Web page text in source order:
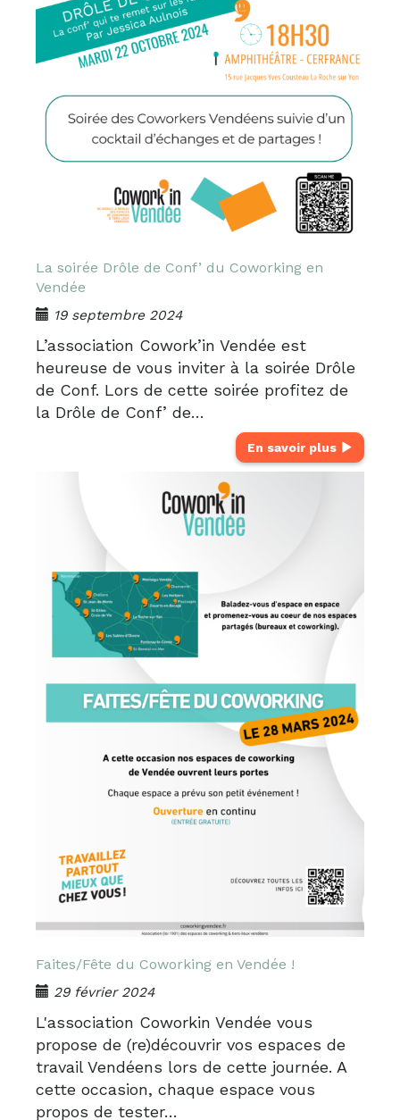
La soirée Drôle de Conf’ du Coworking en
Vendée
19 septembre 2024
L’association Cowork’in Vendée est
heureuse de vous inviter à la soirée Drôle
de Conf. Lors de cette soirée profitez de
la Drôle de Conf’ de…
En savoir plus
Faites/Fête du Coworking en Vendée !
29 février 2024
L'association Coworkin Vendée vous
propose de (re)découvrir vos espaces de
travail Vendéens lors de cette journée. A
cette occasion, chaque espace vous
propos de tester…